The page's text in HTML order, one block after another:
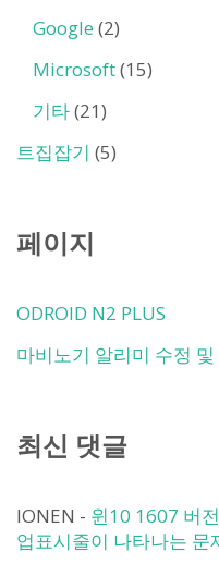
Google (2)
Microsoft(15)
기타(21)
트집잡기 (5)
페이지
ODROID N2 PLUS
마비노기 알리미 수정
최신 댓글
IONEN - 윈10 1607 버
업표시줄이 나타나는 문